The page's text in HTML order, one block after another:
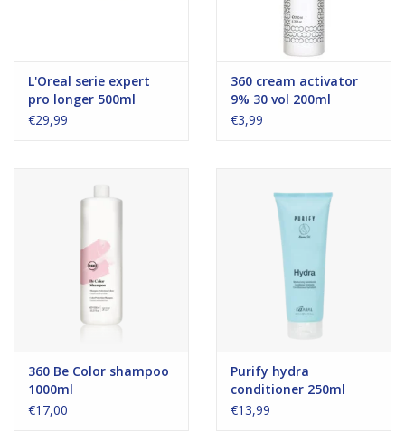
L'Oreal serie expert
pro longer 500ml
€29,99
360 cream activator
9% 30 vol 200ml
€3,99
360 Be Color shampoo
1000ml
€17,00
Purify hydra
conditioner 250ml
€13,99